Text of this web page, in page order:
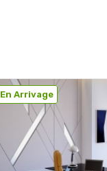
En Arrivage